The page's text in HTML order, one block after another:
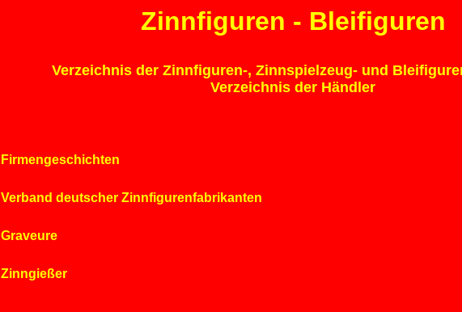
Zinnfiguren - Bleifiguren
Verzeichnis der Zinnfiguren-, Zinnspielzeug- und
Verzeichnis der Händler
Firmengeschichten
Verband deutscher Zinnfigurenfabrikanten
Graveure
Zinngießer